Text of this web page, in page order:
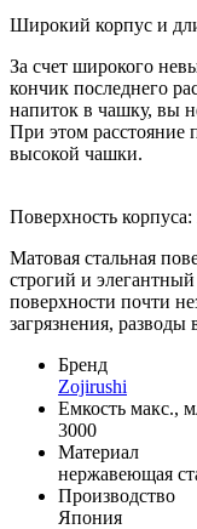
Широкий корпус и
За счет широкого
кончик последнего
напиток в чашку, вы
При этом расстояние
высокой чашки.
Поверхность
Матовая стальная
строгий и
поверхности почти
загрязнения, разводы
Бренд
Zojirushi
Емкость макс.,
3000
Материал
нержавеющая
Производство
Япония